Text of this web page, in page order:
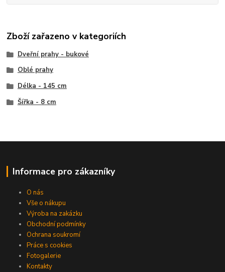
Zboží zařazeno v kategoriích
Dveřní prahy - bukové
Oblé prahy
Délka - 145 cm
Šířka - 8 cm
Informace pro zákazníky
O nás
Vše o nákupu
Výroba na zakázku
Obchodní podmínky
Ochrana soukromí
Práce s cookies
Fotogalerie
Kontakty